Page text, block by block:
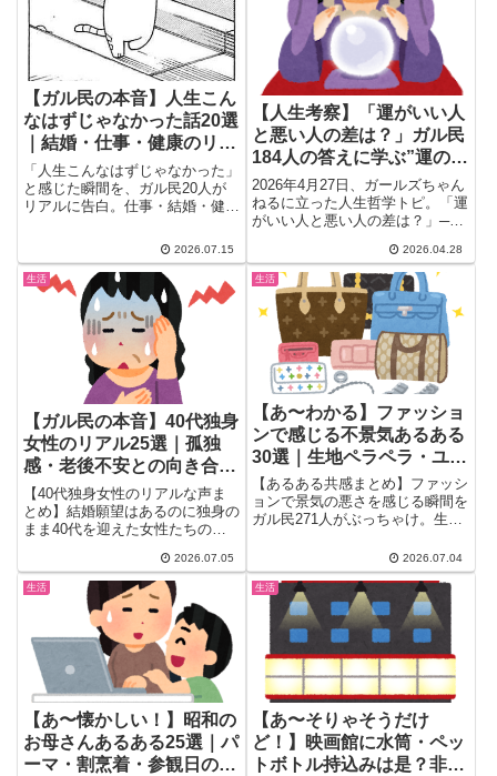
【ガル民の本音】人生こん
なはずじゃなかった話20選
｜結婚・仕事・健康のリア
ルな告白
「人生こんなはずじゃなかった」
と感じた瞬間を、ガル民20人が
リアルに告白。仕事・結婚・健
に直面した本音から、更年期やう
つ病との向き合い方、貯金150万
円で気づいた後悔、そこから前を
向けた体験談まで幅広くまとめま
2026.07.15
【人生考察】「運がいい人
と悪い人の差は？」ガル民
184人の答えに学ぶ”運の正
体”｜運を引き寄せる10の
習慣
2026年4月27日、ガールズちゃん
ねるに立った人生哲学トピ。「運
がいい人と悪い人の差は？」──
2026.04.28
生活
【ガル民の本音】40代独身
女性のリアル25選｜孤独
感・老後不安との向き合い
方
【40代独身女性のリアルな声ま
とめ】結婚願望はあるのに独身の
まま40代を迎えた女性たちの本
感、「奥さん」呼びのあるある、
老後の不安との向き合い方、独身
生活を楽しむ人の共通点まで、検
索しても出てこないガル民のリア
ルな声を一気にチェック。
2026.07.05
生活
【あ〜わかる】ファッショ
ンで感じる不景気あるある
30選｜生地ペラペラ・ユニ
クロ一択のリアル
【あるある共感まとめ】ファッシ
ョンで景気の悪さを感じる瞬間を
ガル民271人がぶっちゃけ。生地
一択、デパート離れ、丈の長いダ
ボダボ服など、30〜50代女性が
思わず頷くリアルな本音を厳選。
値段以上に感じる「質の低下」へ
の複雑な思いも紹介します。
2026.07.04
生活
【あ〜懐かしい！】昭和の
お母さんあるある25選｜パ
ーマ・割烹着・参観日の気
生活
【あ〜そりゃそうだけ
ど！】映画館に水筒・ペッ
トボトル持込みは是？非？